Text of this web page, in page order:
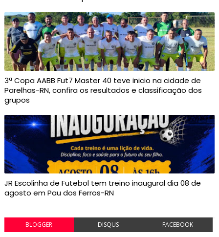
3ª Copa AABB Fut7 Master 40 teve inicio na cidade de
Parelhas-RN, confira os resultados e classificação dos
grupos
JR Escolinha de Futebol tem treino inaugural dia 08 de
agosto em Pau dos Ferros-RN
BLOGGER DISQUS FACEBOOK